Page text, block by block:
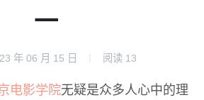
一
年 06 月 15 日 阅读 13
电影学院无疑是众多人心中的理